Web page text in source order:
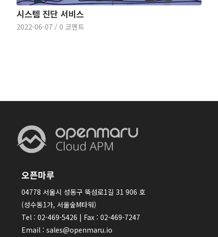
시스템 진단 서비스
2022-06-07 / 0 코멘트
오픈마루
04778 서울시 성동구 뚝섬로1길 31 906 호
(성수동1가, 서울숲M타워)
Tel : 02-469-5426 | Fax : 02-469-7247
Email : sales@openmaru.io